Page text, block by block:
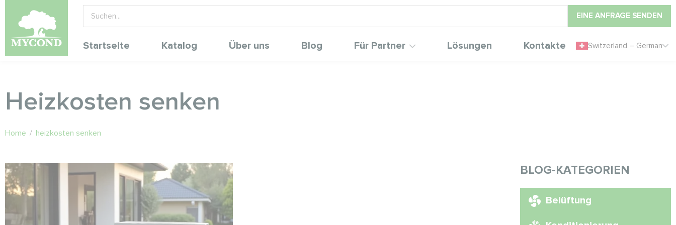
EINE ANFRAGE SENDEN
Startseite Katalog Über uns Blog Für Partner Lösungen Kontakte Switzerland – German
Heizkosten senken
Home / heizkosten senken
BLOG-KATEGORIEN
Belüftung